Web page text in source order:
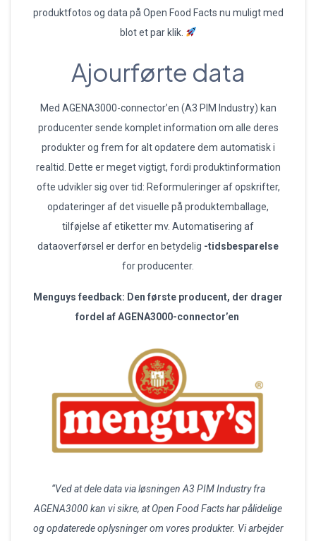
produktfotos og data på Open Food Facts nu muligt med
blot et par klik.
Ajourførte data
Med AGENA3000-connector’en (A3 PIM Industry) kan
producenter sende komplet information om alle deres
produkter og frem for alt opdatere dem automatisk i
realtid. Dette er meget vigtigt, fordi produktinformation
ofte udvikler sig over tid: Reformuleringer af opskrifter,
opdateringer af det visuelle på produktemballage,
tilføjelse af etiketter mv. Automatisering af
dataoverførsel er derfor en betydelig -tidsbesparelse
for producenter.
Menguys feedback: Den første producent, der drager
fordel af AGENA3000-connector’en
“Ved at dele data via løsningen A3 PIM Industry fra
AGENA3000 kan vi sikre, at Open Food Facts har pålidelige
og opdaterede oplysninger om vores produkter. Vi arbejder